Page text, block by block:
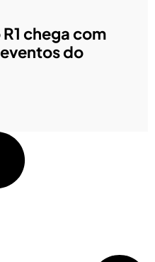
chega com
do